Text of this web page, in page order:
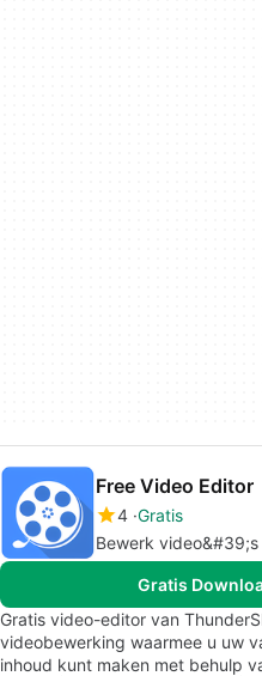
Free Video Editor
4 Gratis
Bewerk
Gratis
Gratis video-editor van
videobewerking waarmee u uw
inhoud kunt maken met behulp